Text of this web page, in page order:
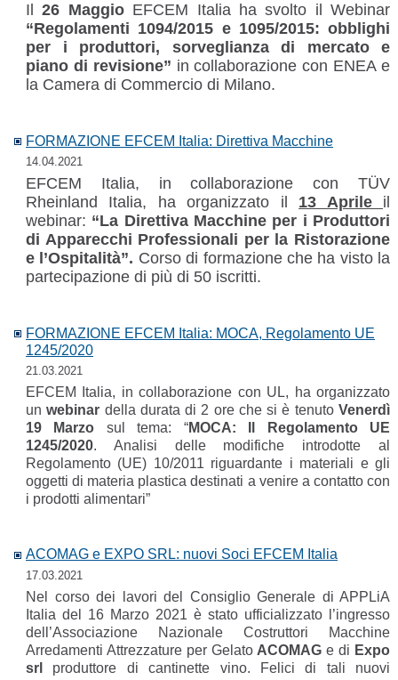
Il26 Maggio EFCEM Italia ha svolto il Webinar
“Regolamenti 1094/2015 e 1095/2015: obblighi
per i produttori, sorveglianza di mercato e
piano di revisione” in collaborazione con ENEA e
la Camera di Commercio di Milano.
FORMAZIONE EFCEM Italia: Direttiva Macchine
14.04.2021
EFCEM Italia, in collaborazione con TÜV
Rheinland Italia, ha organizzato il 13 Aprile il
webinar: “La Direttiva Macchine per i Produttori
di Apparecchi Professionali per la Ristorazione
e l’Ospitalità”. Corso di formazione che ha visto la
partecipazione di più di 50 iscritti.
FORMAZIONE EFCEM Italia: MOCA, Regolamento UE
1245/2020
21.03.2021
EFCEM Italia, in collaborazione con UL, ha organizzato
unwebinar della durata di 2 ore che si è tenutoVenerdì
19 Marzo sul tema: “MOCA: Il Regolamento UE
1245/2020. Analisi delle modifiche introdotte al
Regolamento (UE) 10/2011 riguardante i materiali e gli
oggetti di materia plastica destinati a venire a contatto con
i prodotti alimentari”
ACOMAG e EXPO SRL: nuovi Soci EFCEM Italia
17.03.2021
Nel corso dei lavori del Consiglio Generale di APPLiA
Italia del 16 Marzo 2021 è stato ufficializzato l’ingresso
dell’Associazione Nazionale Costruttori Macchine
Arredamenti Attrezzature per Gelato ACOMAG e di Expo
srl
produttore di cantinette vino. Felici di tali nuovi